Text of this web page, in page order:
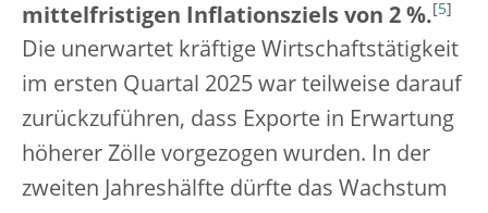
mittelfristigen Inflationsziels von 2 %. [5]
Die unerwartet kräftige Wirtschaftstätigkeit
im ersten Quartal 2025 war teilweise darauf
zurückzuführen, dass Exporte in Erwartung
höherer Zölle vorgezogen wurden. In der
zweiten Jahreshälfte dürfte das Wachstum